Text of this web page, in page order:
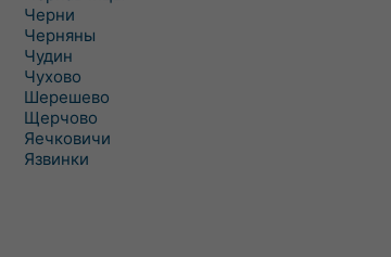
Черни
Черняны
Чудин
Чухово
Шерешево
Щерчово
Яечковичи
Язвинки